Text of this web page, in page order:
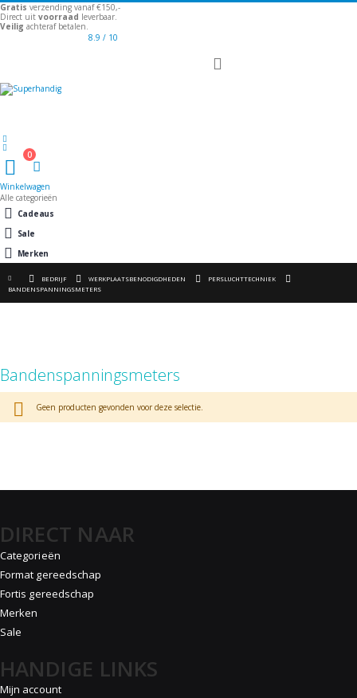
Gratis verzending vanaf €150,-
Direct uit voorraad leverbaar.
Veilig achteraf betalen.
8.9 / 10
Winkelwagen
0
Winkelwagen
Alle categorieën
Cadeaus
Sale
Merken
BEDRIJF WERKPLAATSBENODIGDHEDEN
PERSLUCHTTECHNIEK
BANDENSPANNINGSMETERS
Bandenspanningsmeters
Geen producten gevonden voor deze selectie.
DIRECT NAAR
Categorieën
Format gereedschap
Fortis gereedschap
Merken
Sale
HANDIGE LINKS
Mijn account